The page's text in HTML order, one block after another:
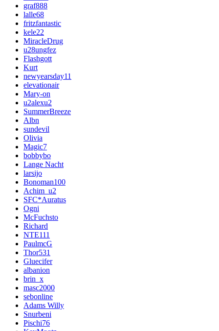
graf888
lalle68
fritzfantastic
kele22
MiracleDrug
u28ungfez
Flashgott
Kurt
newyearsday11
elevationair
Mary-on
u2alexu2
SummerBreeze
Albn
sundevil
Olivia
Magic7
bobbybo
Lange Nacht
larsijo
Bonoman100
Achim_u2
SFC*Auratus
Ogni
McFuchsto
Richard
NTE111
PaulmcG
Thor531
Gluecifer
albanion
brin_x
masc2000
sebonline
Adams Willy
Snurbeni
Pischi76